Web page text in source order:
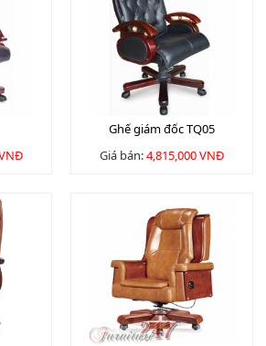
Ghế giám đốc TQ05
Giá bán:4,815,000 VNĐ